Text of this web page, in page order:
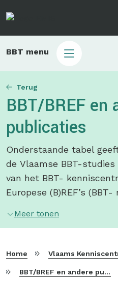
Main
BBT menu
Terug
BBT/BREF en
publicaties
Onderstaande tabel
de Vlaamse BBT-
van het BBT-
Europese (B)REF’s
Meer tonen
Home Vlaams Kenniscentrum voor Beste Beschikbare
BBT/BREF en andere publicaties